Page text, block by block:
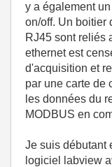
y a également
on/off. Un boitier
RJ45 sont reliés
ethernet est
d'acquisition et
par une carte de
les données du
MODBUS en
Je suis débutant
logiciel labview